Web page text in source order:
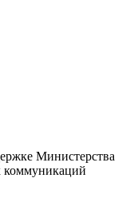
Министерства
коммуникаций